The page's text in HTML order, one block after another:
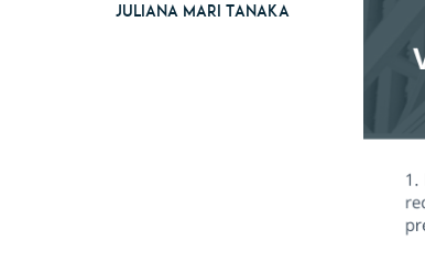
Juliana Mari Tanaka